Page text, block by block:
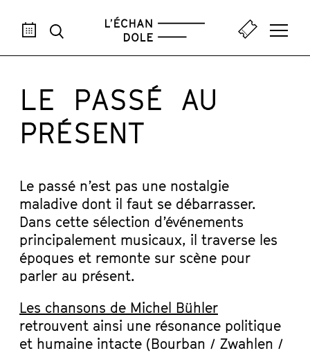
NOV DÉC JAN MAR
LE PASSÉ AU
PRÉSENT
Le passé n’est pas une nostalgie
maladive dont il faut se débarrasser.
Dans cette sélection d’événements
principalement musicaux, il traverse les
époques et remonte sur scène pour
parler au présent.
Les chansons de Michel Bühler
retrouvent ainsi une résonance politique
et humaine intacte (Bourban / Zwahlen /